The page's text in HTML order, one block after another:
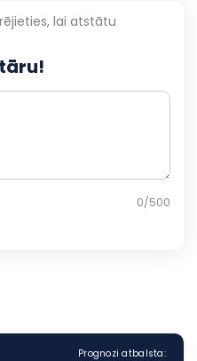
lai atstātu
0/500
Prognozi atbalsta: